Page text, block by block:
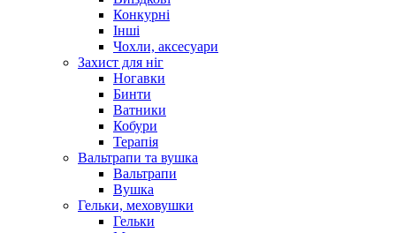
Конкурні
Інші
Чохли, аксесуари
Захист для ніг
Ногавки
Бинти
Ватники
Кобури
Терапія
Вальтрапи та вушка
Вальтрапи
Вушка
Гельки, меховушки
Гельки